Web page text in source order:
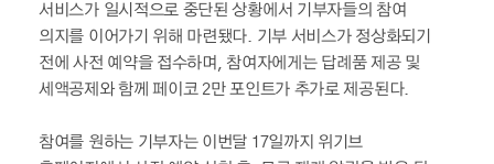
서비스가 일시적으로 중단된 상황에서 기부자들의 참여
의지를 이어가기 위해 마련됐다. 기부 서비스가 정상화되기
전에 사전 예약을 접수하며, 참여자에게는 답례품 제공 및
세액공제와 함께 페이코 2만 포인트가 추가로 제공된다.
참여를 원하는 기부자는 이번달 17일까지 위기브